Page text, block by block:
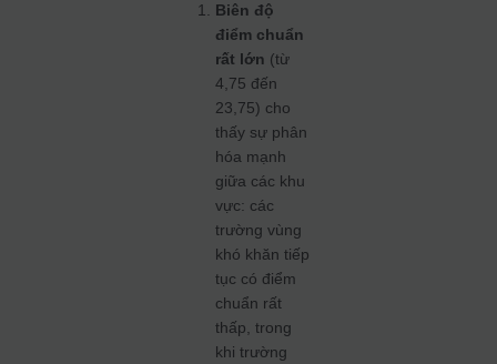
Biên độ
điểm chuẩn
rất lớn (từ
4,75 đến
23,75) cho
thấy sự phân
hóa mạnh
giữa các khu
vực: các
trường vùng
khó khăn tiếp
tục có điểm
chuẩn rất
thấp, trong
khi trường